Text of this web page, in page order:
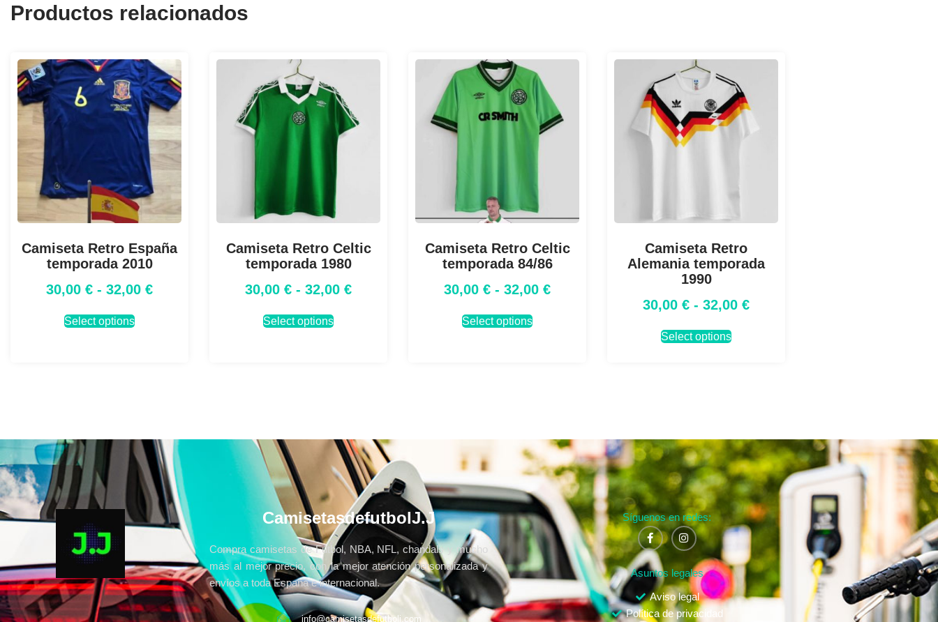
Productos relacionados
Camiseta Retro España
temporada 2010
30,00 € - 32,00 €
Select options
Camiseta Retro Celtic
temporada 1980
30,00 € - 32,00 €
Select options
Camiseta Retro Celtic
temporada 84/86
30,00 € - 32,00 €
Select options
Camiseta Retro
Alemania temporada
1990
30,00 € - 32,00 €
Select options
CamisetasdefutbolJ.J
Compra camisetas de Fútbol, NBA, NFL, chandals y mucho
más al mejor precio, con la mejor atención personalizada y
envíos a toda España e internacional.
info@camisetasdefutbolj.com
Síguenos en redes:
Asuntos legales
Aviso legal
Política de privacidad